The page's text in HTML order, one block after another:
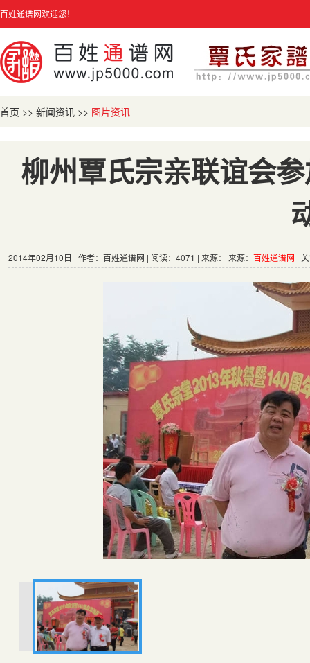
百姓通谱网欢迎您！
首页 >> 新闻资讯 >> 图片资讯
柳州覃氏宗亲联谊会
2014年02月10日 | 作者：百姓通谱网 | 阅读：4071 | 来源： 来源： 百姓通谱网 |